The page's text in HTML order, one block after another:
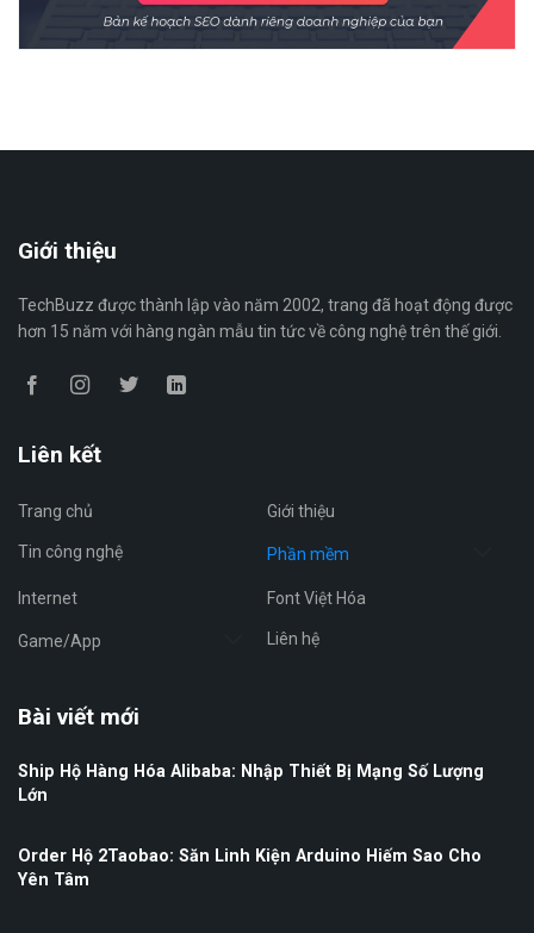
Giới thiệu
TechBuzz được thành lập vào năm 2002, trang đã hoạt động được
hơn 15 năm với hàng ngàn mẫu tin tức về công nghệ trên thế giới.
Liên kết
Trang chủ Giới thiệu
Tin công nghệ Phần mềm
Internet Font Việt Hóa
Game/App Liên hệ
Bài viết mới
Ship Hộ Hàng Hóa Alibaba: Nhập Thiết Bị Mạng Số Lượng
Lớn
Order Hộ 2Taobao: Săn Linh Kiện Arduino Hiếm Sao Cho
Yên Tâm